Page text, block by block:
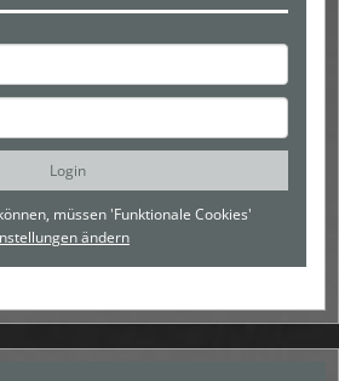
müssen 'Funktionale Cookies'
ändern